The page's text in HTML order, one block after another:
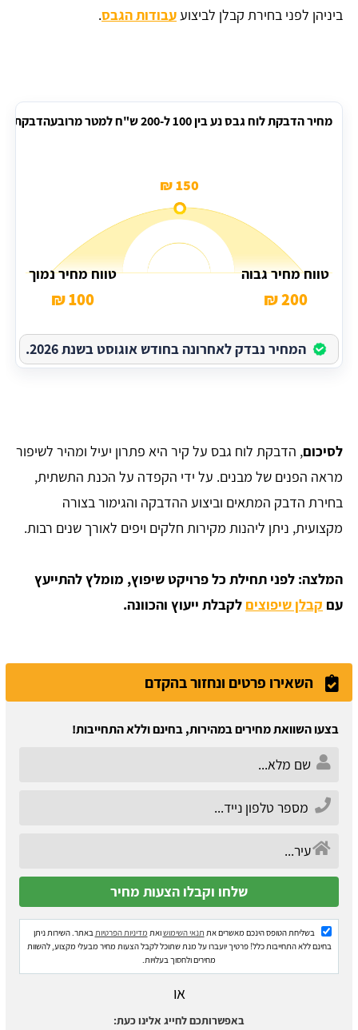
ביניהן לפני בחירת קבלן לביצועעבודות הגבס.
מחיר הדבקת לוח גבס נע בין 100 ל-200 ש"ח למטר מרובעהדבקת לוח גבס על קיר
150 ₪
טווח מחיר גבוה
200 ₪
טווח מחיר נמוך
100 ₪
המחיר נבדק לאחרונה בחודש אוגוסט בשנת 2026.
לסיכום, הדבקת לוח גבס על קיר היא פתרון יעיל ומהיר לשיפור
מראה הפנים של מבנים. על ידי הקפדה על הכנת התשתית,
בחירת הדבק המתאים וביצוע ההדבקה והגימור בצורה
מקצועית, ניתן ליהנות מקירות חלקים ויפים לאורך שנים רבות.
המלצה: לפני תחילת כל פרויקט שיפוץ, מומלץ להתייעץ
עם קבלן שיפוצים לקבלת ייעוץ והכוונה.
השאירו פרטים ונחזור בהקדם
בצעו השוואת מחירים במהירות, בחינם וללא התחייבות!
בשליחת הטופס הינכם מאשרים את תנאי השימושואת מדיניות הפרטיותבאתר. השירות ניתן
בחינם ללא התחייבות כלל! פרטיך יועברו על מנת שתוכל לקבל הצעות מחיר מבעלי מקצוע, להשוות
מחירים ולחסוך בעלויות.
או
באפשרותכם לחייג אלינו כעת: